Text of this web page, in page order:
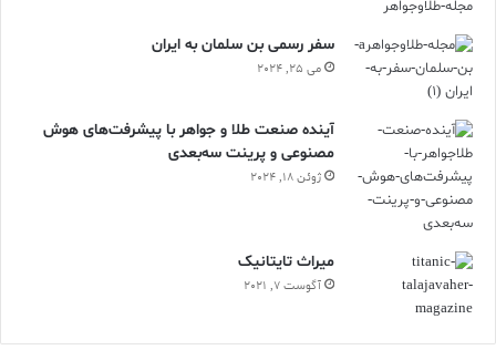
سفر رسمی بن سلمان به ایران
می 25, 2024
آینده صنعت طلا و جواهر با پیشرفت‌های هوش
مصنوعی و پرینت سه‌بعدی
ژوئن 18, 2024
ميراث تايتانيک
آگوست 7, 2021